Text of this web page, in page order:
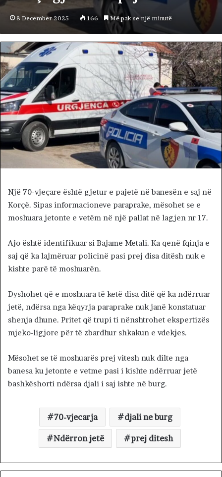
8 December 2025 166 Më pak se një minutë
Një 70-vjeçare është gjetur e pajetë në banesën e saj në
Korçë. Sipas informacioneve paraprake, mësohet se e
moshuara jetonte e vetëm në një pallat në lagjen nr 17.
Ajo është identifikuar si Bajame Metali. Ka qenë fqinja e
saj që ka lajmëruar policinë pasi prej disa ditësh nuk e
kishte parë të moshuarën.
Dyshohet që e moshuara të ketë disa ditë që ka ndërruar
jetë, ndërsa nga këqyrja paraprake nuk janë konstatuar
shenja dhune. Pritet që trupi ti nënshtrohet ekspertizës
mjeko-ligjore për të zbardhur shkakun e vdekjes.
Mësohet se të moshuarës prej vitesh nuk dilte nga
banesa ku jetonte e vetme pasi i kishte ndërruar jetë
bashkëshorti ndërsa djali i saj ishte në burg.
70-vjecarja djali ne burg
Ndërron jetë prej ditesh